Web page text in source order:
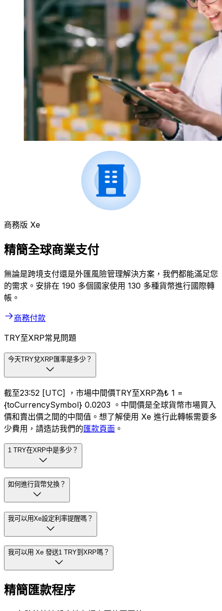
商務版 Xe
精簡全球商業支付
無論是跨境支付還是外匯風險管理解決方案，我們都能滿足您
的需求。安排在 190 多個國家使用 130 多種貨幣進行國際轉
帳。
商務付款
TRY至XRP常見問題
今天TRY兌XRP匯率是多少？
截至23:52 [UTC] ，市場中間價TRY至XRP為₺ 1 =
{toCurrencySymbol} 0.0203 。中間價是全球貨幣市場買入
價和賣出價之間的中間值。想了解使用 Xe 進行此轉帳需要多
少費用，請造訪我們的匯款頁面 。
1 TRY在XRP中是多少？
如何進行貨幣兌換？
我可以用Xe設定利率提醒嗎？
我可以用 Xe 發送1 TRY到XRP嗎？
精簡匯款程序